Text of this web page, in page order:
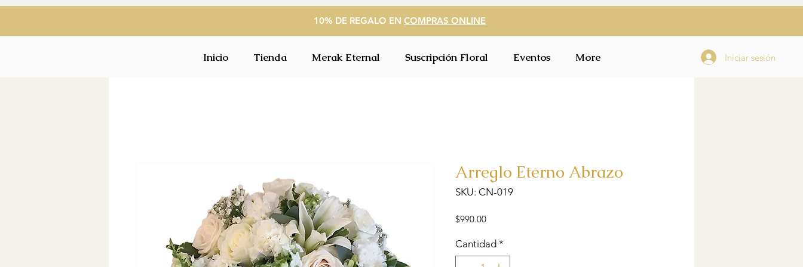
10% DE REGALO EN COMPRAS ONLINE
Inicio Tienda Merak Eternal Suscripción Floral Eventos More Iniciar sesión
Arreglo Eterno Abrazo
SKU: CN-019
$990.00Precio
Cantidad *